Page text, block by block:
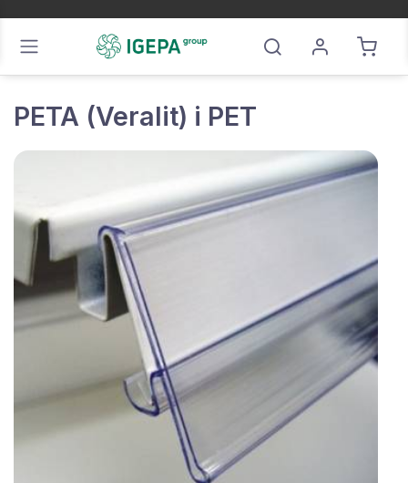
PETA (Veralit) i PET